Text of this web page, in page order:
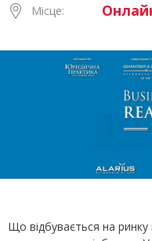
Місце:
Що відбувається на ринку